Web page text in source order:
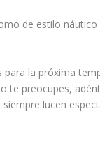
de estilo
la próxima
te preocupes,
lucen